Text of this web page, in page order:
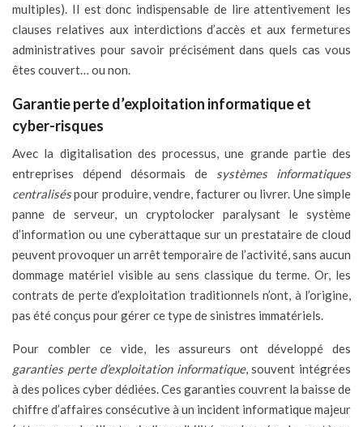
multiples). Il est donc indispensable de lire attentivement les
clauses relatives aux interdictions d’accès et aux fermetures
administratives pour savoir précisément dans quels cas vous
êtes couvert… ou non.
Garantie perte d’exploitation informatique et
cyber-risques
Avec la digitalisation des processus, une grande partie des
entreprises dépend désormais de systèmes informatiques
centraliséspour produire, vendre, facturer ou livrer. Une simple
panne de serveur, un cryptolocker paralysant le système
d’information ou une cyberattaque sur un prestataire de cloud
peuvent provoquer un arrêt temporaire de l’activité, sans aucun
dommage matériel visible au sens classique du terme. Or, les
contrats de perte d’exploitation traditionnels n’ont, à l’origine,
pas été conçus pour gérer ce type de sinistres immatériels.
Pour combler ce vide, les assureurs ont développé des
garanties perte d’exploitation informatique, souvent intégrées
à des polices cyber dédiées. Ces garanties couvrent la baisse de
chiffre d’affaires consécutive à un incident informatique majeur